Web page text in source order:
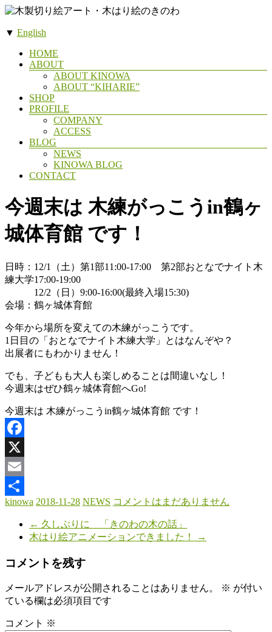
コ
テ
り
絵
の
の
わ
木
と
と
も
に
暮
ら
▼ English
HOME
ABOUT
ABOUT KINOWA
ABOUT “KIHARIE”
SHOP
PROFILE
COMPANY
ACCESS
BLOG
NEWS
KINOWA BLOG
CONTACT
今週末は 木練がっこうin鶴ヶ
城体育館 です！
日時：12/1（土）第1部11:00-17:00 第2部おとなでナイト木
練大学17:00-19:00
12/2（日）9:00-16:00(最終入場15:30)
会場：鶴ヶ城体育館
今年から場所を変えての木練がっこうです。
1日目の「おとなでナイト木練大学」とはなんぞや？
出展者にもわかりません！
でも、子どもも大人も楽しめることは間違いなし！
今週末はぜひ鶴ヶ城体育館へGo!
今週末は 木練がっこうin鶴ヶ城体育館 です！
Facebook
X
Email
共
kinowa 2018-11-28 NEWS コメントはまだありません
← 久しぶりに 「きのわの木の話」
木はり絵アニメーションできました！
→
コメントを残す
メールアドレスが公開されることはありません。 ※ が付い
ている欄は必須項目です
コメント ※